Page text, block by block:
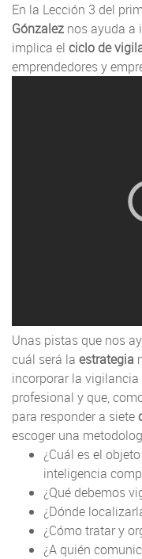
En la Lección 3 del
Gónzalez nos ayuda a
implica el ciclo de
emprendedores y
Unas pistas que nos
cuál será la estrategia
incorporar la
profesional y que,
para responder a siete
escoger una
¿Cuál es el
inteligencia
¿Qué debemos
¿Dónde
¿Cómo tratar y
¿A quién